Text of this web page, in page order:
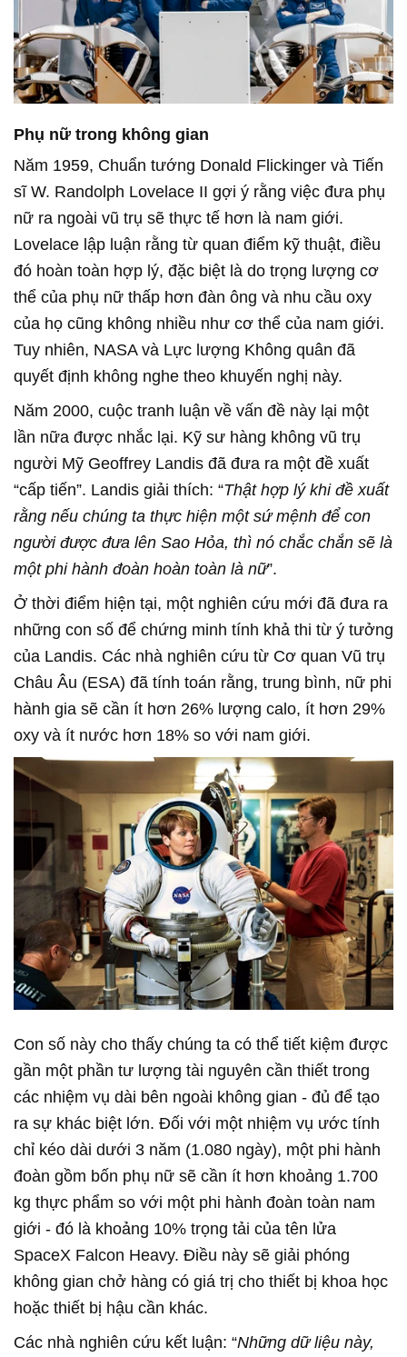
Phụ nữ trong không gian
Năm 1959, Chuẩn tướng Donald Flickinger và Tiến
sĩ W. Randolph Lovelace II gợi ý rằng việc đưa phụ
nữ ra ngoài vũ trụ sẽ thực tế hơn là nam giới.
Lovelace lập luận rằng từ quan điểm kỹ thuật, điều
đó hoàn toàn hợp lý, đặc biệt là do trọng lượng cơ
thể của phụ nữ thấp hơn đàn ông và nhu cầu oxy
của họ cũng không nhiều như cơ thể của nam giới.
Tuy nhiên, NASA và Lực lượng Không quân đã
quyết định không nghe theo khuyến nghị này.
Năm 2000, cuộc tranh luận về vấn đề này lại một
lần nữa được nhắc lại. Kỹ sư hàng không vũ trụ
người Mỹ Geoffrey Landis đã đưa ra một đề xuất
“cấp tiến”. Landis giải thích: “Thật hợp lý khi đề xuất
rằng nếu chúng ta thực hiện một sứ mệnh để con
người được đưa lên Sao Hỏa, thì nó chắc chắn sẽ là
một phi hành đoàn hoàn toàn là nữ”.
Ở thời điểm hiện tại, một nghiên cứu mới đã đưa ra
những con số để chứng minh tính khả thi từ ý tưởng
của Landis. Các nhà nghiên cứu từ Cơ quan Vũ trụ
Châu Âu (ESA) đã tính toán rằng, trung bình, nữ phi
hành gia sẽ cần ít hơn 26% lượng calo, ít hơn 29%
oxy và ít nước hơn 18% so với nam giới.
Con số này cho thấy chúng ta có thể tiết kiệm được
gần một phần tư lượng tài nguyên cần thiết trong
các nhiệm vụ dài bên ngoài không gian - đủ để tạo
ra sự khác biệt lớn. Đối với một nhiệm vụ ước tính
chỉ kéo dài dưới 3 năm (1.080 ngày), một phi hành
đoàn gồm bốn phụ nữ sẽ cần ít hơn khoảng 1.700
kg thực phẩm so với một phi hành đoàn toàn nam
giới - đó là khoảng 10% trọng tải của tên lửa
SpaceX Falcon Heavy. Điều này sẽ giải phóng
không gian chở hàng có giá trị cho thiết bị khoa học
hoặc thiết bị hậu cần khác.
Các nhà nghiên cứu kết luận: “Những dữ liệu này,